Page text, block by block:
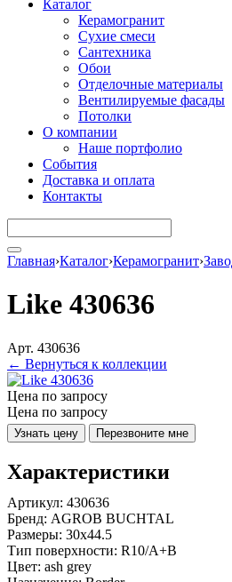
Каталог
Керамогранит
Сухие смеси
Сантехника
Обои
Отделочные материалы
Вентилируемые фасады
Потолки
О компании
Наше портфолио
События
Доставка и оплата
Контакты
Главная›Каталог›Керамогранит›
Like 430636
Арт. 430636
← Вернуться к коллекции
Цена по запросу
Цена по запросу
Узнать цену Перезвоните мне
Характеристики
Артикул: 430636
Бренд: AGROB BUCHTAL
Размеры: 30x44.5
Тип поверхности: R10/A+B
Цвет: ash grey